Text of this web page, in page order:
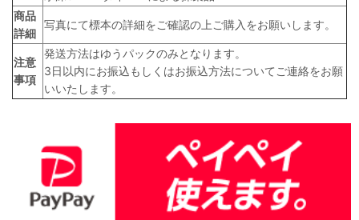
商品
詳細
写真にて標本の詳細をご確認の上ご購入をお願いします。
注意
事項
発送方法はゆうパックのみとなります。
3日以内にお振込もしくはお振込方法についてご連絡をお願
いいたします。